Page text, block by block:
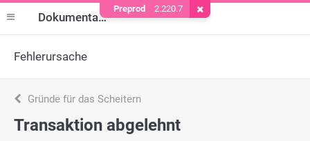
Dokumentation
Fehlerursache
Gründe für das Scheitern
Transaktion abgelehnt
Preprod 2.220.7 Cookie entfernen